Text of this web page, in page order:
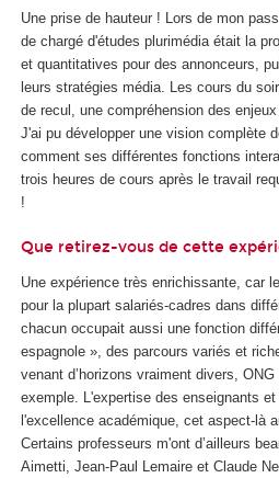
Une prise de hauteur ! Lors de mon
de chargé d'études plurimédia était la
et quantitatives pour des annonceurs,
leurs stratégies média. Les cours du
de recul, une compréhension des
J'ai pu développer une vision complète
comment ses différentes fonctions
trois heures de cours après le travail
!
Que retirez-vous de cette
Une expérience très enrichissante, car
pour la plupart salariés-cadres dans
chacun occupait aussi une fonction
espagnole », des parcours variés et
venant d’horizons vraiment divers,
exemple. L'expertise des enseignants
l'excellence académique, cet aspect-là
Certains professeurs m'ont d’ailleurs
Aimetti, Jean-Paul Lemaire et Claude